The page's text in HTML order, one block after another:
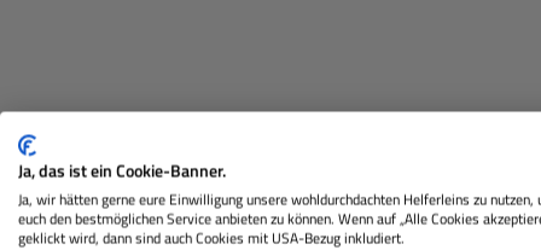
Beschreibung
Ja, das ist ein Cookie-Banner.
Ja, wir hätten gerne eure Einwilligung unsere wohldurchdachten Helferleins zu nutzen,
euch den bestmöglichen Service anbieten zu können. Wenn auf „Alle Cookies
geklickt wird, dann sind auch Cookies mit USA-Bezug inkludiert.